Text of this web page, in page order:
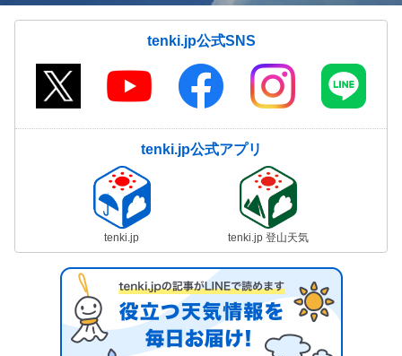
tenki.jp公式SNS
tenki.jp公式アプリ
tenki.jp tenki.jp 登山天気